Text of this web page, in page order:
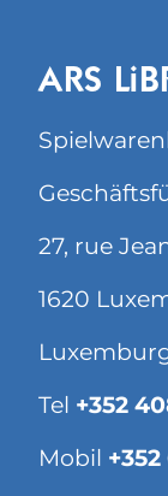
ARS
27, rue
1620
Tel +352
Mobil +352